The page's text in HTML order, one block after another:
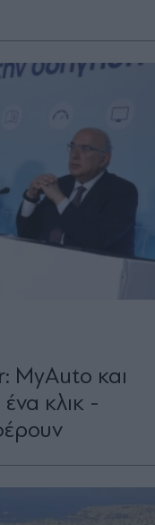
MyAuto και
κλικ -